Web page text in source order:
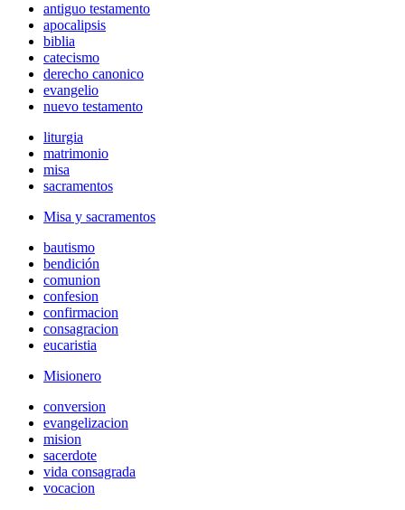
antiguo testamento
apocalipsis
biblia
catecismo
derecho canonico
evangelio
nuevo testamento
liturgia
matrimonio
misa
sacramentos
Misa y sacramentos
bautismo
bendición
comunion
confesion
confirmacion
consagracion
eucaristia
Misionero
conversion
evangelizacion
mision
sacerdote
vida consagrada
vocacion